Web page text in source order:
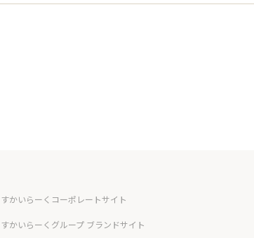
すかいらーくコーポレートサイト
すかいらーくグループ ブランドサイト